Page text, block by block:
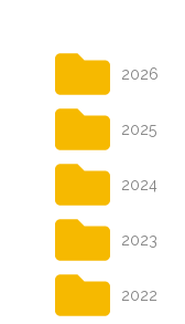
2026
2025
2024
2023
2022